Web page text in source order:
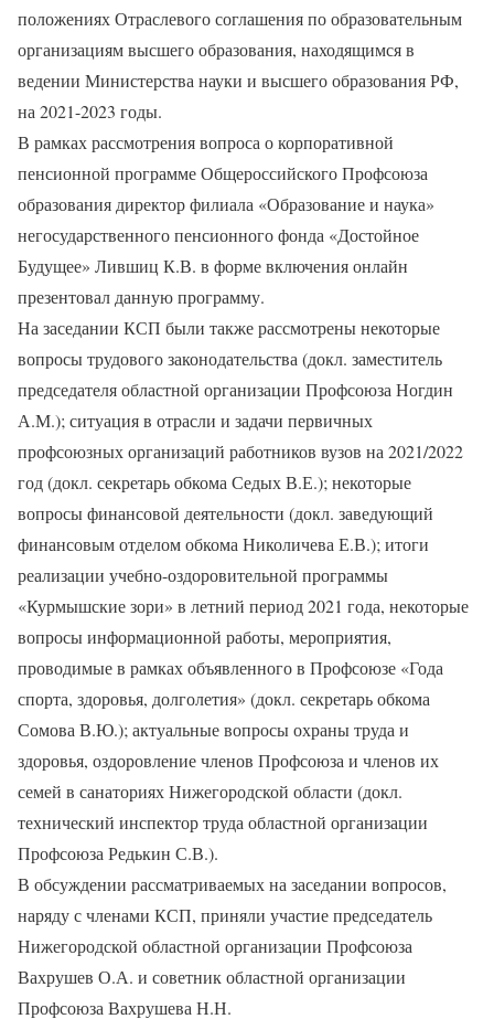
положениях Отраслевого соглашения по образовательным
организациям высшего образования, находящимся в
ведении Министерства науки и высшего образования РФ,
на 2021-2023 годы.
В рамках рассмотрения вопроса о корпоративной
пенсионной программе Общероссийского Профсоюза
образования директор филиала «Образование и наука»
негосударственного пенсионного фонда «Достойное
Будущее» Лившиц К.В. в форме включения онлайн
презентовал данную программу.
На заседании КСП были также рассмотрены некоторые
вопросы трудового законодательства (докл. заместитель
председателя областной организации Профсоюза Ногдин
А.М.); ситуация в отрасли и задачи первичных
профсоюзных организаций работников вузов на 2021/2022
год (докл. секретарь обкома Седых В.Е.); некоторые
вопросы финансовой деятельности (докл. заведующий
финансовым отделом обкома Николичева Е.В.); итоги
реализации учебно-оздоровительной программы
«Курмышские зори» в летний период 2021 года, некоторые
вопросы информационной работы, мероприятия,
проводимые в рамках объявленного в Профсоюзе «Года
спорта, здоровья, долголетия» (докл. секретарь обкома
Сомова В.Ю.); актуальные вопросы охраны труда и
здоровья, оздоровление членов Профсоюза и членов их
семей в санаториях Нижегородской области (докл.
технический инспектор труда областной организации
Профсоюза Редькин С.В.).
В обсуждении рассматриваемых на заседании вопросов,
наряду с членами КСП, приняли участие председатель
Нижегородской областной организации Профсоюза
Вахрушев О.А. и советник областной организации
Профсоюза Вахрушева Н.Н.